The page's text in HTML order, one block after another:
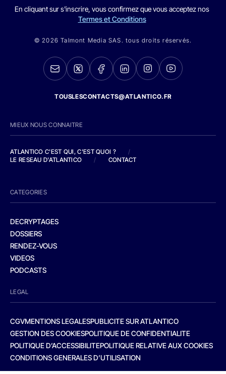
En cliquant sur s'inscrire, vous confirmez que vous acceptez nos
Termes et Conditions
© 2026 Talmont Media SAS. tous droits réservés.
TOUSLESCONTACTS@ATLANTICO.FR
MIEUX NOUS CONNAITRE
ATLANTICO C'EST QUI, C'EST QUOI ?
/
LE RESEAU D'ATLANTICO
/ CONTACT
CATEGORIES
DECRYPTAGES
DOSSIERS
RENDEZ-VOUS
VIDEOS
PODCASTS
LEGAL
CGVMENTIONS LEGALESPUBLICITE SUR ATLANTICO
GESTION DES COOKIESPOLITIQUE DE CONFIDENTIALITE
POLITIQUE D’ACCESSIBILITEPOLITIQUE RELATIVE AUX COOKIES
CONDITIONS GENERALES D’UTILISATION